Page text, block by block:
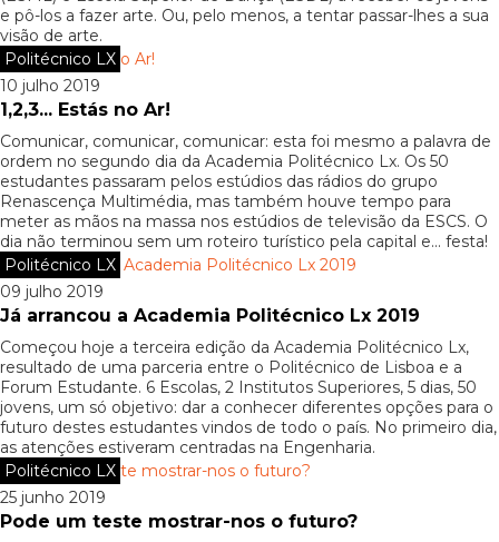
e pô-los a fazer arte. Ou, pelo menos, a tentar passar-lhes a sua
visão de arte.
Politécnico LX
10 julho 2019
1,2,3... Estás no Ar!
Comunicar, comunicar, comunicar: esta foi mesmo a palavra de
ordem no segundo dia da Academia Politécnico Lx. Os 50
estudantes passaram pelos estúdios das rádios do grupo
Renascença Multimédia, mas também houve tempo para
meter as mãos na massa nos estúdios de televisão da ESCS. O
dia não terminou sem um roteiro turístico pela capital e... festa!
Politécnico LX
09 julho 2019
Já arrancou a Academia Politécnico Lx 2019
Começou hoje a terceira edição da Academia Politécnico Lx,
resultado de uma parceria entre o Politécnico de Lisboa e a
Forum Estudante. 6 Escolas, 2 Institutos Superiores, 5 dias, 50
jovens, um só objetivo: dar a conhecer diferentes opções para o
futuro destes estudantes vindos de todo o país. No primeiro dia,
as atenções estiveram centradas na Engenharia.
Politécnico LX
25 junho 2019
Pode um teste mostrar-nos o futuro?